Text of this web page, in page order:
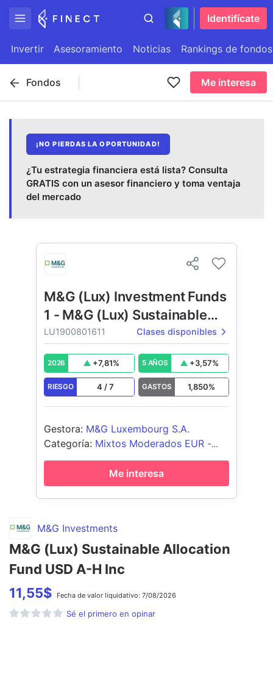
Identifícate
Invertir Asesoramiento Noticias Rankings de fondos
Fondos Me interesa
¡NO PIERDAS LA OPORTUNIDAD!
¿Tu estrategia financiera está lista? Consulta
GRATIS con un asesor financiero y toma ventaja
del mercado
M&G Investments
M&G (Lux) Sustainable Allocation
Fund USD A-H Inc
11,55$ Fecha de valor liquidativo: 7/08/2026
Sé el primero en opinar
M&G (Lux) Investment Funds
1 - M&G (Lux) Sustainable
Allocation Fund
LU1900801611 Clases disponibles
2026 +7,81% 5 AÑOS +3,57%
RIESGO 4 /7 GASTOS 1,850%
Gestora: M&G Luxembourg S.A.
Categoría: Mixtos Moderados EUR -
Global
Me interesa